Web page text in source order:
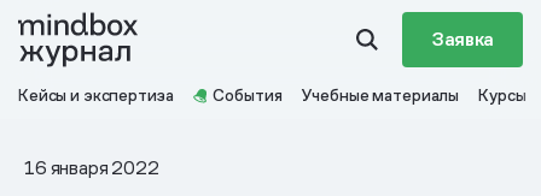
Заявка
Кейсы и экспертиза События Учебные материалы Курсы
16 января 2022